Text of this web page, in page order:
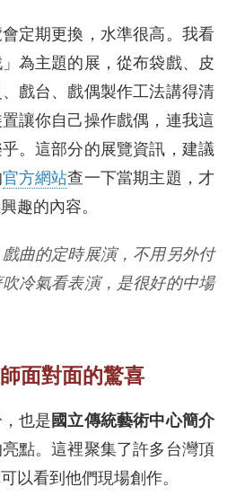
定期更換，水準很高。我看
為主題的展，從布袋戲、皮
戲台、戲偶製作工法講得清
讓你自己操作戲偶，連我這
。這部分的展覽資訊，建議
官方網站查一下當期主題，才
趣的內容。
曲的定時展演，不用另外付
冷氣看表演，是很好的中場
面對面的驚喜
也是國立傳統藝術中心簡介
點。這裡聚集了許多台灣頂
以看到他們現場創作。